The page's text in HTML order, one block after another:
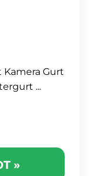
Kamera Gurt
...
»